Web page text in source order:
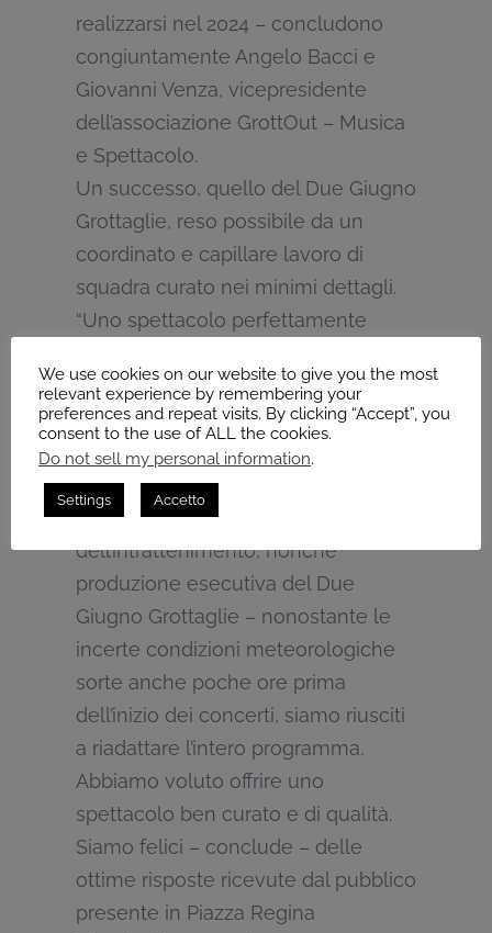
realizzarsi nel 2024 – concludono
congiuntamente Angelo Bacci e
Giovanni Venza, vicepresidente
dell’associazione GrottOut – Musica
e Spettacolo.
Un successo, quello del Due Giugno
Grottaglie, reso possibile da un
coordinato e capillare lavoro di
squadra curato nei minimi dettagli.
“Uno spettacolo perfettamente
Lenti, presidente di AWA
Productions, giovane realtà, ma già
ben radicata che dal 2019 opera nel
settore delle
produzioni audio visive e
dell’intrattenimento, nonché
produzione esecutiva del Due
Giugno Grottaglie – nonostante le
incerte condizioni meteorologiche
sorte anche poche ore prima
dell’inizio dei concerti, siamo riusciti
a riadattare l’intero programma.
Abbiamo voluto offrire uno
spettacolo ben curato e di qualità.
Siamo felici – conclude – delle
ottime risposte ricevute dal pubblico
presente in Piazza Regina
We use cookies on our website to give you the most
relevant experience by remembering your
preferences and repeat visits. By clicking “Accept”, you
consent to the use of ALL the cookies.
Do not sell my personal information.
Settings Accetto